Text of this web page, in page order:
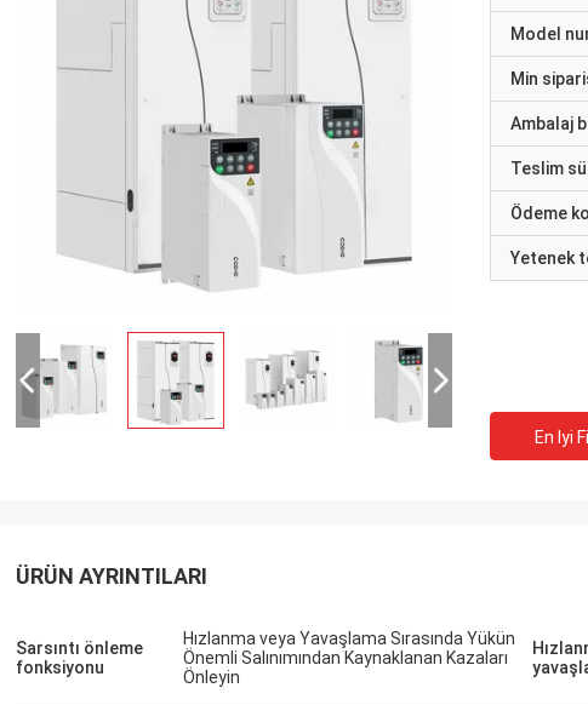
verdiğimiz sipariş, hatasız bir şekilde
tamamlandı ve şaşırtıcı bir hızla gönderildi.
sistemimizin iletişimi daha sağlam.
Lojistikten ve bu bileşenlerin sağlam
performansından etkilendik. Baştan sona
sağlıyor. Kalitesi,
markaları geride
Model
Min
Ambalaj
Teslim
Ödeme
Yetenek
En Iyi
ÜRÜN AYRINTILARI
Sarsıntı önleme
fonksiyonu
Hızlanma veya Yavaşlama Sırasında Yükün
Önemli Salınımından Kaynaklanan Kazaları
Önleyin